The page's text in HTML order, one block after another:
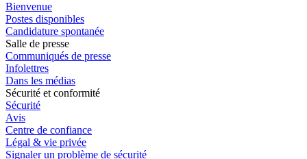
Bienvenue
Postes disponibles
Candidature spontanée
Salle de presse
Communiqués de presse
Infolettres
Dans les médias
Sécurité et conformité
Sécurité
Avis
Centre de confiance
Légal & vie privée
Signaler un problème de sécurité